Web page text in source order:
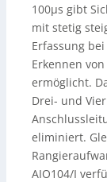
100µs gibt
mit stetig
Erfassung
Erkennen
ermöglicht.
Drei- und
eliminiert.
AIO104/I